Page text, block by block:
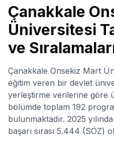
Çanakkale
Üniversitesi
ve
Çanakkale Onsekiz Mart
eğitim veren bir devlet
yerleştirme verilerine göre
bölümde toplam 192
bulunmaktadır. 2025
başarı sırası 5.444 (SÖZ)